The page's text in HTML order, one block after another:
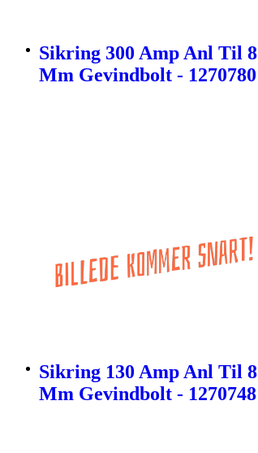
Sikring 300 Amp Anl Til 8
Mm Gevindbolt - 1270780
Sikring 130 Amp Anl Til 8
Mm Gevindbolt - 1270748